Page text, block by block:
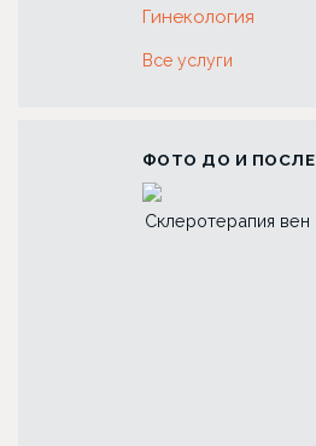
Гинекология
Все услуги
ФОТО ДО И ПОСЛЕ
Риносептопластика